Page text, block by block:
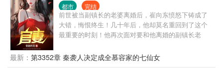
都市 完结
前世被当副镇长的老婆离婚后，崔向东愤怒下铸成了
大错，悔恨终生！几十年后，他却莫名重回到了这个
最重要的时刻！他再次面对要和他离婚的副镇长老
最新： 第3352章 秦袭人决定成全慕容家的七仙女